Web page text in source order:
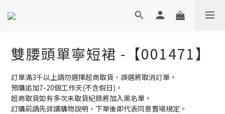
雙腰頭單寧短裙 -【001471】
訂單滿3千以上請勿選擇超商取貨、誤選將取消訂單。
預購追加7-20個工作天(不含假日)。
超商取貨如有多次未取貨紀錄將加入黑名單。
訂購前請先詳讀購物說明，下單後即代表同意賣場規定。